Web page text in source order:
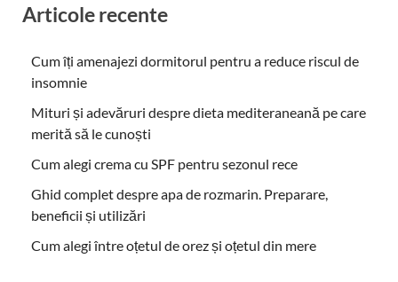
Articole recente
Cum îți amenajezi dormitorul pentru a reduce riscul de
insomnie
Mituri și adevăruri despre dieta mediteraneană pe care
merită să le cunoști
Cum alegi crema cu SPF pentru sezonul rece
Ghid complet despre apa de rozmarin. Preparare,
beneficii și utilizări
Cum alegi între oțetul de orez și oțetul din mere